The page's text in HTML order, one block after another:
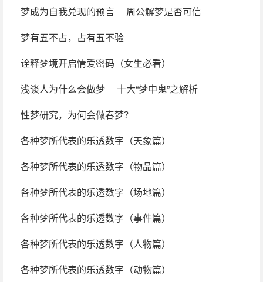
梦成为自我兑现的预言
周公解梦是否可信
梦有五不占，占有五不验
诠释梦境开启情爱密码（女生必看）
浅谈人为什么会做梦
十大“梦中鬼”之解析
性梦研究，为何会做春梦？
各种梦所代表的乐透数字（天象篇）
各种梦所代表的乐透数字（物品篇）
各种梦所代表的乐透数字（场地篇）
各种梦所代表的乐透数字（事件篇）
各种梦所代表的乐透数字（人物篇）
各种梦所代表的乐透数字（动物篇）